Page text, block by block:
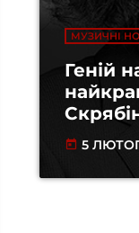
МУЗИЧНІ
Геній
today 5